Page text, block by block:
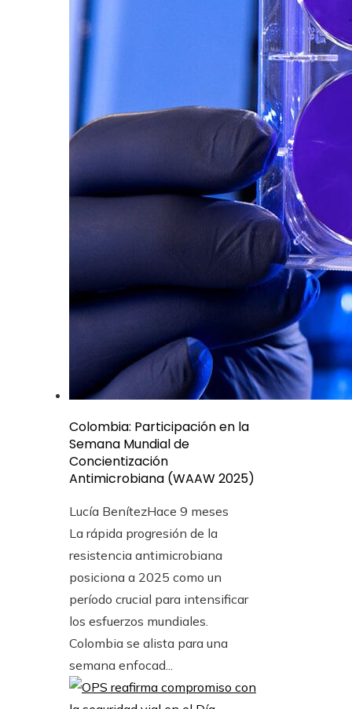
Colombia: Participación en la
Semana Mundial de
Concientización
Antimicrobiana (WAAW 2025)
Lucía BenítezHace 9 meses
La rápida progresión de la
resistencia antimicrobiana
posiciona a 2025 como un
período crucial para intensificar
los esfuerzos mundiales.
Colombia se alista para una
semana enfocad...